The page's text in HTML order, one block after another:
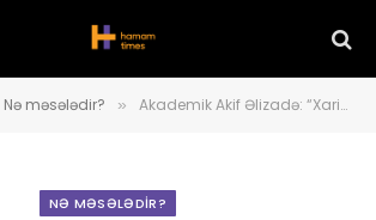
Nə məsələdir? » Akademik Akif Əlizadə: “Xaricdəydim, Ətağanın cəddini çağırdım, yollar açıldı”
NƏ MƏSƏLƏDIR?